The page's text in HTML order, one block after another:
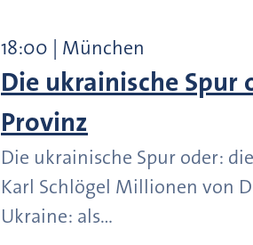
18:00 | München
Die ukrainische Spur
Provinz
Die ukrainische Spur oder:
Karl Schlögel Millionen von
Ukraine: als…